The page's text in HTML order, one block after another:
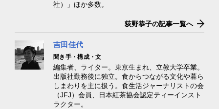
社）」ほか多数。
荻野恭子の記事一覧へ
吉田佳代
聞き手・構成・文
編集者、ライター。東京生まれ、立教大学卒業。
出版社勤務後に独立。食からつながる文化や暮ら
しまわりを主に扱う。食生活ジャーナリストの会
（JFJ）会員、日本紅茶協会認定ティーインスト
ラクター。